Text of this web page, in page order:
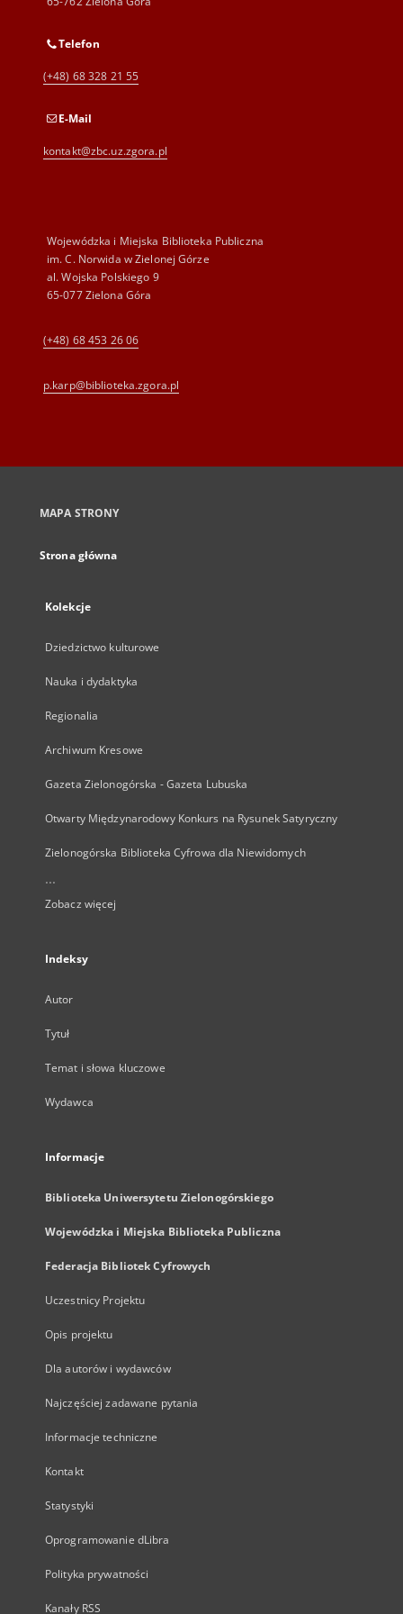
Telefon
(+48) 68 328 21 55
E-Mail
kontakt@zbc.uz.zgora.pl
Wojewódzka i Miejska Biblioteka Publiczna
im. C. Norwida w Zielonej Górze
al. Wojska Polskiego 9
65-077 Zielona Góra
(+48) 68 453 26 06
p.karp@biblioteka.zgora.pl
MAPA STRONY
Strona główna
Kolekcje
Dziedzictwo kulturowe
Nauka i dydaktyka
Regionalia
Archiwum Kresowe
Gazeta Zielonogórska - Gazeta Lubuska
Otwarty Międzynarodowy Konkurs na Rysunek Satyryczny
Zielonogórska Biblioteka Cyfrowa dla Niewidomych
...
Zobacz więcej
Indeksy
Autor
Tytuł
Temat i słowa kluczowe
Wydawca
Informacje
Biblioteka Uniwersytetu Zielonogórskiego
Wojewódzka i Miejska Biblioteka Publiczna
Federacja Bibliotek Cyfrowych
Uczestnicy Projektu
Opis projektu
Dla autorów i wydawców
Najczęściej zadawane pytania
Informacje techniczne
Kontakt
Statystyki
Oprogramowanie dLibra
Polityka prywatności
Kanały RSS